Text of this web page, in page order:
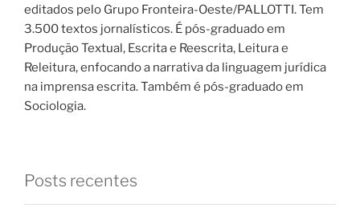
editados pelo Grupo Fronteira-Oeste/PALLOTTI. Tem
3.500 textos jornalísticos. É pós-graduado em
Produção Textual, Escrita e Reescrita, Leitura e
Releitura, enfocando a narrativa da linguagem jurídica
na imprensa escrita. Também é pós-graduado em
Sociologia.
Posts recentes